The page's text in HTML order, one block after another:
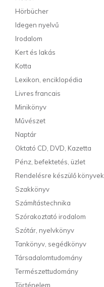
Hörbücher
Idegen nyelvű
Irodalom
Kert és lakás
Kotta
Lexikon, enciklopédia
Livres francais
Minikönyv
Művészet
Naptár
Oktató CD, DVD, Kazetta
Pénz, befektetés, üzlet
Rendelésre készülő könyvek
Szakkönyv
Számítástechnika
Szórakoztató irodalom
Szótár, nyelvkönyv
Tankönyv, segédkönyv
Társadalomtudomány
Természettudomány
Történelem